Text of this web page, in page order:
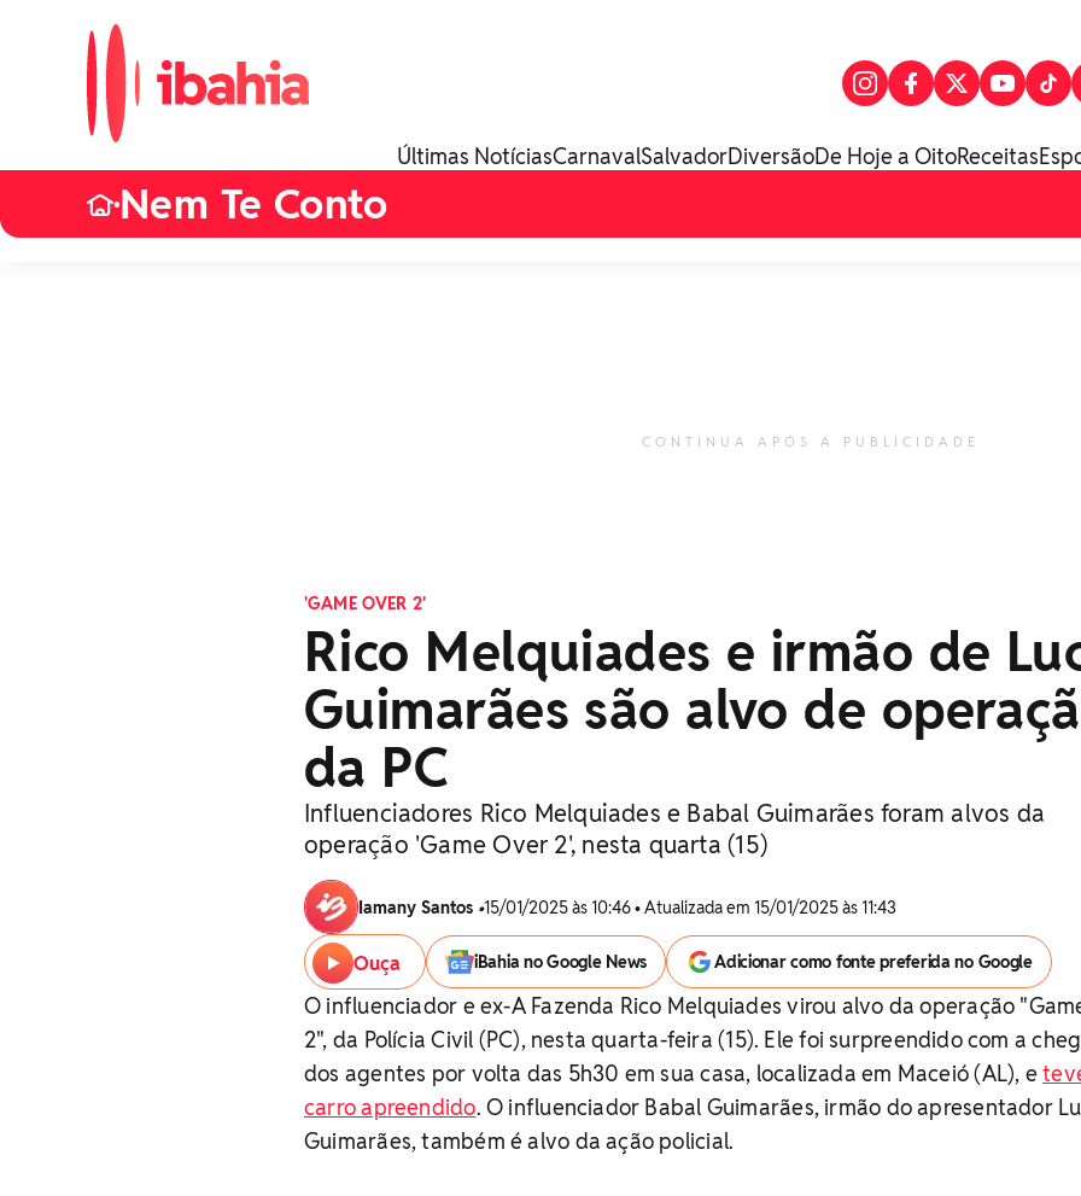
Últimas NotíciasCarnavalSalvadorDiversãoDe Hoje a OitoReceitas
•Nem Te Conto
CONTINUA APÓS A PUBLICIDADE
'GAME OVER 2'
Rico Melquiades e irmão de
Guimarães são alvo de
da PC
Influenciadores Rico Melquiades e Babal Guimarães foram alvos da
operação 'Game Over 2', nesta quarta (15)
Iamany Santos •15/01/2025 às 10:46 • Atualizada em 15/01/2025 às 11:43
Ouça iBahia no Google News Adicionar como fonte preferida no Google
O influenciador e ex-A Fazenda Rico Melquiades virou alvo da operação
2", da Polícia Civil (PC), nesta quarta-feira (15). Ele foi surpreendido com a
dos agentes por volta das 5h30 em sua casa, localizada em Maceió (AL), e
carro apreendido. O influenciador Babal Guimarães, irmão do apresentador
Guimarães, também é alvo da ação policial.